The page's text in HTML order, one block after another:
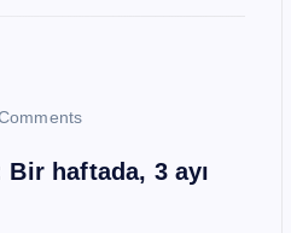
Bir haftada, 3 ayı